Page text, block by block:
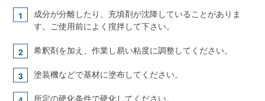
成分が分離したり、充填剤が沈降していることがありま
す。ご使用前によく撹拌して下さい。
希釈剤を加え、作業し易い粘度に調整してください。
塗装機などで基材に塗布してください。
所定の硬化条件で硬化してください。